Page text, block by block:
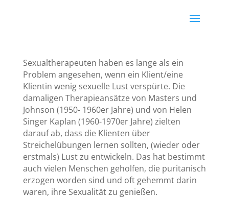
Sexualtherapeuten haben es lange als ein
Problem angesehen, wenn ein Klient/eine
Klientin wenig sexuelle Lust verspürte. Die
damaligen Therapieansätze von Masters und
Johnson (1950- 1960er Jahre) und von Helen
Singer Kaplan (1960-1970er Jahre) zielten
darauf ab, dass die Klienten über
Streichelübungen lernen sollten, (wieder oder
erstmals) Lust zu entwickeln. Das hat bestimmt
auch vielen Menschen geholfen, die puritanisch
erzogen worden sind und oft gehemmt darin
waren, ihre Sexualität zu genießen.